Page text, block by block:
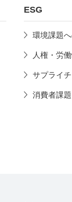
ESG
環境課題
人権・労
サプライ
消費者課題